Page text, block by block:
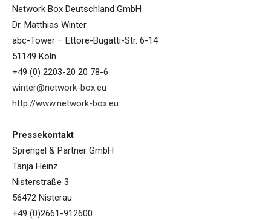
Network Box Deutschland GmbH
Dr. Matthias Winter
abc-Tower – Ettore-Bugatti-Str. 6-14
51149 Köln
+49 (0) 2203-20 20 78-6
winter@network-box.eu
http://www.network-box.eu
Pressekontakt
Sprengel & Partner GmbH
Tanja Heinz
Nisterstraße 3
56472 Nisterau
+49 (0)2661-912600